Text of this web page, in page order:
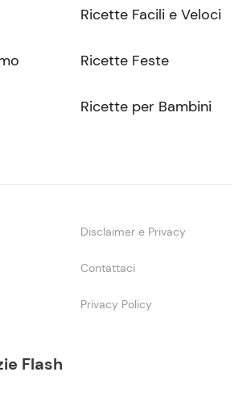
Flash
Ricette Facili e Veloci
Ricette Feste
Ricette per Bambini
Disclaimer e Privacy
Contattaci
Privacy Policy